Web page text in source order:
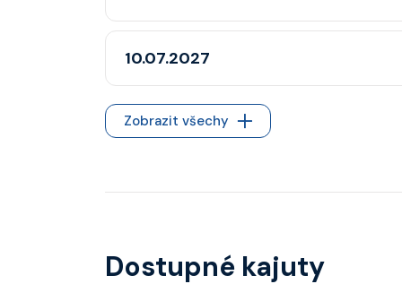
10.07.2027
Zobrazit všechy
Dostupné kajuty